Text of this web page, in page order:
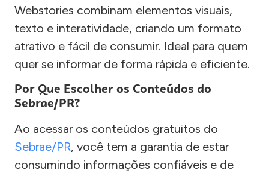
Webstories combinam elementos visuais,
texto e interatividade, criando um formato
atrativo e fácil de consumir. Ideal para quem
quer se informar de forma rápida e eficiente.
Por Que Escolher os Conteúdos do
Sebrae/PR?
Ao acessar os conteúdos gratuitos do
Sebrae/PR, você tem a garantia de estar
consumindo informações confiáveis e de